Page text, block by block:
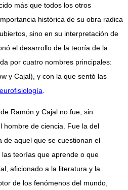
más que todos los otros
histórica de su obra radica
sino en su interpretación de
el desarrollo de la teoría de la
por cuatro nombres principales:
y Cajal), y con la que sentó las
Ramón y Cajal no fue, sin
hombre de ciencia. Fue la del
de aquel que se cuestionan el
teorías que aprende o que
aficionado a la literatura y la
de los fenómenos del mundo,